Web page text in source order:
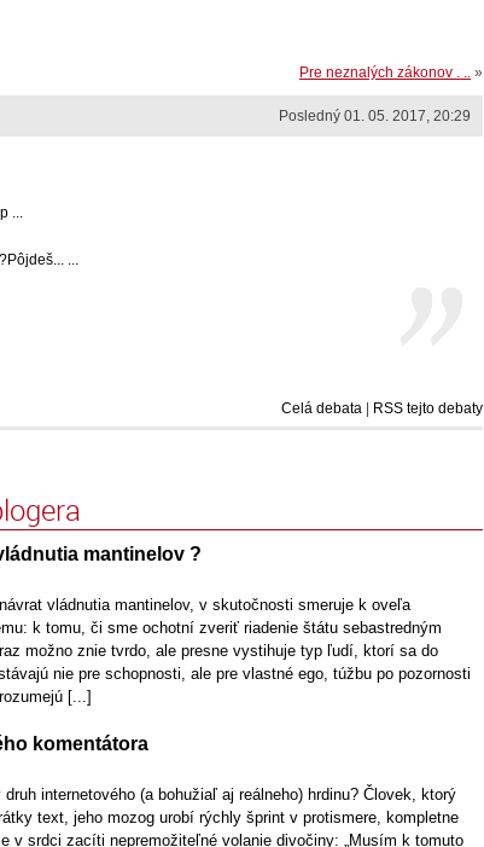
Pre neznalých zákonov . .. »
Posledný 01. 05. 2017, 20:29
...
...
Celá debata RSS tejto debaty
mantinelov ?
vládnutia mantinelov, v skutočnosti smeruje k oveľa
k tomu, či sme ochotní zveriť riadenie štátu sebastredným
možno znie tvrdo, ale presne vystihuje typ ľudí, ktorí sa do
nie pre schopnosti, ale pre vlastné ego, túžbu po pozornosti
[...]
komentátora
internetového (a bohužiaľ aj reálneho) hrdinu? Človek, ktorý
text, jeho mozog urobí rýchly šprint v protismere, kompletne
v srdci zacíti nepremožiteľné volanie divočiny: „Musím k tomuto